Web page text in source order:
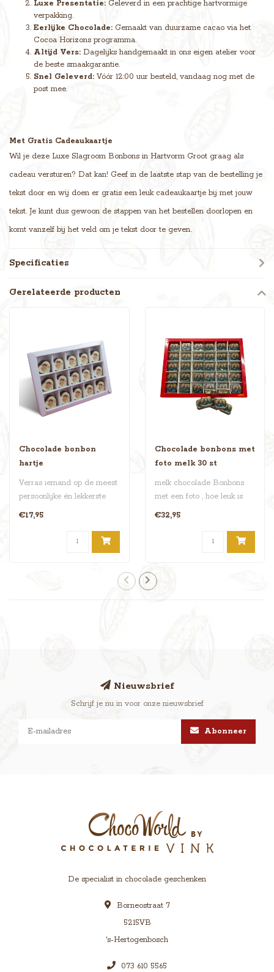
Luxe Presentatie: Geleverd in een prachtige hartvormige
verpakking.
Eerlijke Chocolade: Gemaakt van duurzame cacao via het
Cocoa Horizons programma.
Altijd Vers: Dagelijks handgemaakt in ons eigen atelier voor
de beste smaakgarantie.
Snel Geleverd: Vóór 12:00 uur besteld, vandaag nog met de
post mee.
Met Gratis Cadeaukaartje
Wil je deze Luxe Slagroom Bonbons in Hartvorm Groot graag als
cadeau versturen? Dat kan! Geef in de laatste stap van de bestelling je
tekst door en wij doen er gratis een leuk cadeaukaartje bij met jouw
tekst. Je kunt dus gewoon de stappen van het bestellen doorlopen en
komt vanzelf bij het veld om je tekst door te geven.
Specificaties
Gerelateerde producten
Chocolade bonbon
hartje
Verras iemand op de meest
persoonlijke én lekkerste
manier met onze Bonbon
€17,95
Chocolade bonbons met
foto melk 30 st
melk chocolade Bonbons
met een foto , hoe leuk is
dat . in deze doos zitten er
€32,95
Nieuwsbrief
Schrijf je nu in voor onze nieuwsbrief
Abonneer
De specialist in chocolade geschenken
Borneostraat 7
5215VB
's-Hertogenbosch
073 610 5565